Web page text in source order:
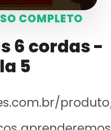
COMPLETO
6 cordas -
5